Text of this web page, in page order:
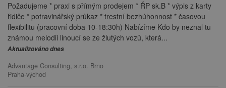
Požadujeme * praxi s přímým prodejem * ŘP sk.B * výpis z karty
řidiče * potravinářský průkaz * trestní bezhúhonnost * časovou
flexibilitu (pracovní doba 10-18:30h) Nabízíme Kdo by neznal tu
známou melodii linoucí se ze žlutých vozů, která...
Aktualizováno dnes
Advantage Consulting, s.r.o. Brno
Praha-východ